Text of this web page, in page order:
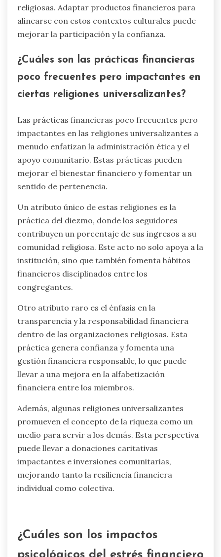
religiosas. Adaptar productos financieros para
alinearse con estos contextos culturales puede
mejorar la participación y la confianza.
¿Cuáles son las prácticas financieras
poco frecuentes pero impactantes en
ciertas religiones universalizantes?
Las prácticas financieras poco frecuentes pero
impactantes en las religiones universalizantes a
menudo enfatizan la administración ética y el
apoyo comunitario. Estas prácticas pueden
mejorar el bienestar financiero y fomentar un
sentido de pertenencia.
Un atributo único de estas religiones es la
práctica del diezmo, donde los seguidores
contribuyen un porcentaje de sus ingresos a su
comunidad religiosa. Este acto no solo apoya a la
institución, sino que también fomenta hábitos
financieros disciplinados entre los
congregantes.
Otro atributo raro es el énfasis en la
transparencia y la responsabilidad financiera
dentro de las organizaciones religiosas. Esta
práctica genera confianza y fomenta una
gestión financiera responsable, lo que puede
llevar a una mejora en la alfabetización
financiera entre los miembros.
Además, algunas religiones universalizantes
promueven el concepto de la riqueza como un
medio para servir a los demás. Esta perspectiva
puede llevar a donaciones caritativas
impactantes e inversiones comunitarias,
mejorando tanto la resiliencia financiera
individual como colectiva.